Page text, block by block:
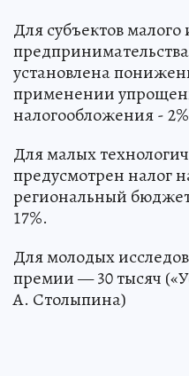
Для субъектов малого
установлена
применении
налогообложения -
Для малых
предусмотрен налог
региональный бюджет
17%.
Для молодых
премии — 30 тысяч
А. Столыпина)